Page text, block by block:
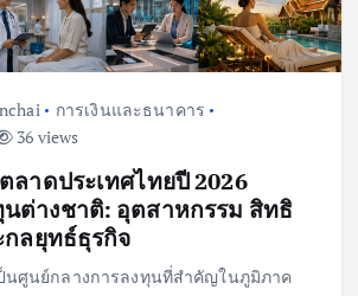
การเงินและธนาคาร
36 views
ลาดประเทศไทยปี 2026
ต่างชาติ: อุตสาหกรรม สิทธิ
กลยุทธ์ธุรกิจ
ป็นศูนย์กลางการลงทุนที่สำคัญในภูมิภาค